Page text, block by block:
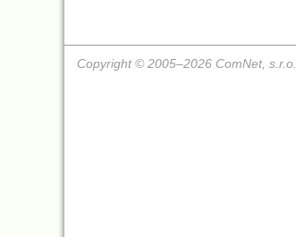
Copyright © 2005–2026 ComNet, s.r.o.